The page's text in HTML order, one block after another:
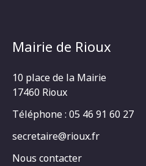
Mairie de Rioux
10 place de la Mairie
17460 Rioux
Téléphone : 05 46 91 60 27
secretaire@rioux.fr
Nous contacter